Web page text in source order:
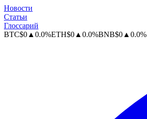
Новости
Статьи
Глоссарий
BTC$0 ▲ 0.0%ETH$0 ▲ 0.0%BNB$0 ▲ 0.0%